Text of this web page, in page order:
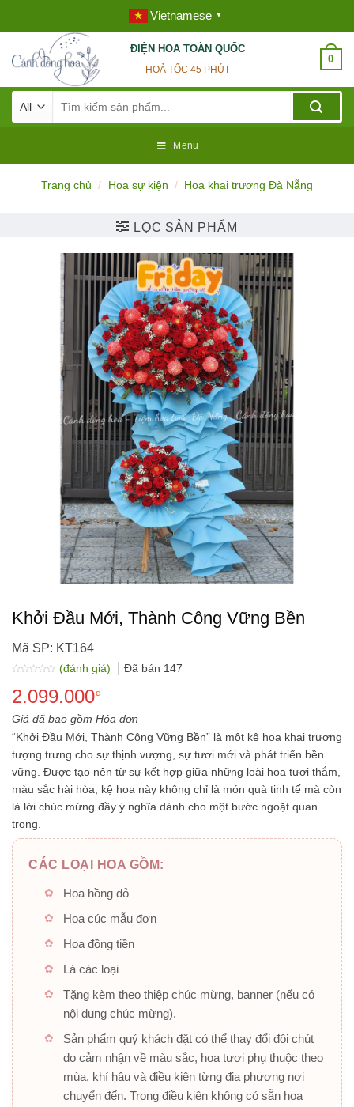
to
content
Vietnamese ▼
ĐIỆN HOA TOÀN QUỐC
HOẢ TỐC 45 PHÚT
0
kiếm:
Menu
Trang chủ / Hoa sự kiện / Hoa khai trương Đà Nẵng
LỌC SẢN PHẨM
Khởi Đầu Mới, Thành Công Vững Bền
Mã SP: KT164
xếp
hạng
5
sao
(đánh giá) Đã bán 147
2.099.000₫
Giá đã bao gồm Hóa đơn
“Khởi Đầu Mới, Thành Công Vững Bền” là một kệ hoa khai trương
tượng trưng cho sự thịnh vượng, sự tươi mới và phát triển bền
vững. Được tạo nên từ sự kết hợp giữa những loài hoa tươi thắm,
màu sắc hài hòa, kệ hoa này không chỉ là món quà tinh tế mà còn
là lời chúc mừng đầy ý nghĩa dành cho một bước ngoặt quan
trọng.
CÁC LOẠI HOA GỒM:
Hoa hồng đỏ
Hoa cúc mẫu đơn
Hoa đồng tiền
Lá các loại
Tặng kèm theo thiệp chúc mừng, banner (nếu có
nội dung chúc mừng).
Sản phẩm quý khách đặt có thể thay đổi đôi chút
do cảm nhận về màu sắc, hoa tươi phụ thuộc theo
mùa, khí hậu và điều kiện từng địa phương nơi
chuyển đến. Trong điều kiện không có sẵn hoa